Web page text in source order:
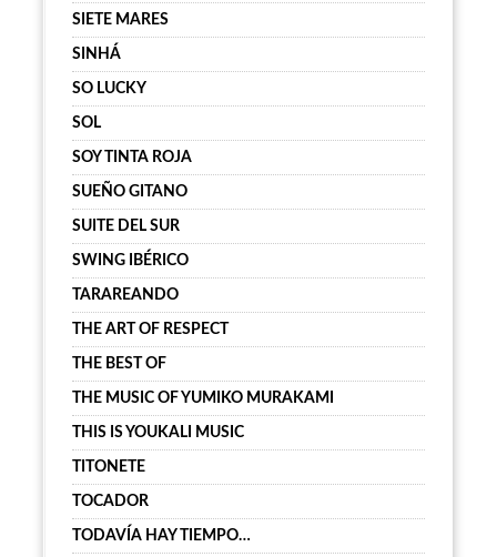
SIETE MARES
SINHÁ
SO LUCKY
SOL
SOY TINTA ROJA
SUEÑO GITANO
SUITE DEL SUR
SWING IBÉRICO
TARAREANDO
THE ART OF RESPECT
THE BEST OF
THE MUSIC OF YUMIKO MURAKAMI
THIS IS YOUKALI MUSIC
TITONETE
TOCADOR
TODAVÍA HAY TIEMPO…